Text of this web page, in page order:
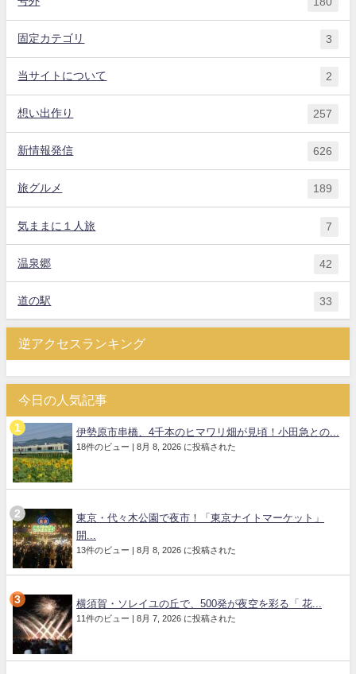
固定カテゴリ 3
当サイトについて 2
想い出作り 257
新情報発信 626
旅グルメ 189
気ままに１人旅 7
温泉郷 42
道の駅 33
逆アクセスランキング
今日の人気記事
伊勢原市串橋、4千本のヒマワリ畑が見頃！小田急との...
18件のビュー | 8月 8, 2026 に投稿された
東京・代々木公園で夜市！「東京ナイトマーケット」
開...
13件のビュー | 8月 8, 2026 に投稿された
横須賀・ソレイユの丘で、500発が夜空を彩る「 花...
11件のビュー | 8月 7, 2026 に投稿された